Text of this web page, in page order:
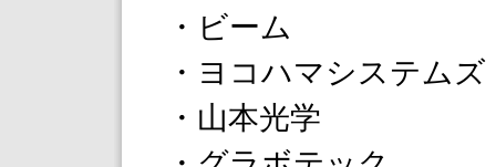
・ビーム
・ヨコハマシステムズ
・山本光学